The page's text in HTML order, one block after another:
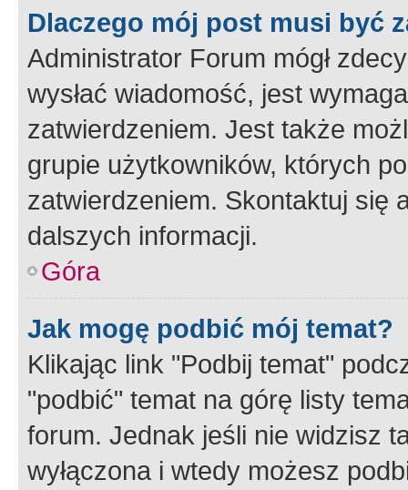
Dlaczego mój post musi być
Administrator Forum mógł
wysłać wiadomość, jest
zatwierdzeniem. Jest także
grupie użytkowników, których
zatwierdzeniem. Skontaktuj się
dalszych informacji.
Góra
Jak mogę podbić mój temat?
Klikając link "Podbij temat"
"podbić" temat na górę listy
forum. Jednak jeśli nie widzisz
wyłączona i wtedy możesz